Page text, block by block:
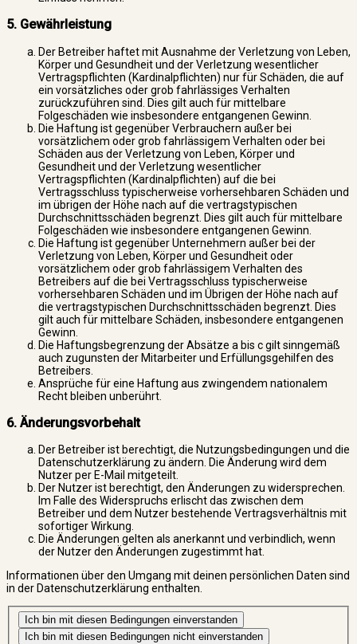
5. Gewährleistung
Der Betreiber haftet mit Ausnahme der Verletzung von Leben,
Körper und Gesundheit und der Verletzung wesentlicher
Vertragspflichten (Kardinalpflichten) nur für Schäden, die auf
ein vorsätzliches oder grob fahrlässiges Verhalten
zurückzuführen sind. Dies gilt auch für mittelbare
Folgeschäden wie insbesondere entgangenen Gewinn.
Die Haftung ist gegenüber Verbrauchern außer bei
vorsätzlichem oder grob fahrlässigem Verhalten oder bei
Schäden aus der Verletzung von Leben, Körper und
Gesundheit und der Verletzung wesentlicher
Vertragspflichten (Kardinalpflichten) auf die bei
Vertragsschluss typischerweise vorhersehbaren Schäden und
im übrigen der Höhe nach auf die vertragstypischen
Durchschnittsschäden begrenzt. Dies gilt auch für mittelbare
Folgeschäden wie insbesondere entgangenen Gewinn.
Die Haftung ist gegenüber Unternehmern außer bei der
Verletzung von Leben, Körper und Gesundheit oder
vorsätzlichem oder grob fahrlässigem Verhalten des
Betreibers auf die bei Vertragsschluss typischerweise
vorhersehbaren Schäden und im Übrigen der Höhe nach auf
die vertragstypischen Durchschnittsschäden begrenzt. Dies
gilt auch für mittelbare Schäden, insbesondere entgangenen
Gewinn.
Die Haftungsbegrenzung der Absätze a bis c gilt sinngemäß
auch zugunsten der Mitarbeiter und Erfüllungsgehilfen des
Betreibers.
Ansprüche für eine Haftung aus zwingendem nationalem
Recht bleiben unberührt.
6. Änderungsvorbehalt
Der Betreiber ist berechtigt, die Nutzungsbedingungen und die
Datenschutzerklärung zu ändern. Die Änderung wird dem
Nutzer per E-Mail mitgeteilt.
Der Nutzer ist berechtigt, den Änderungen zu widersprechen.
Im Falle des Widerspruchs erlischt das zwischen dem
Betreiber und dem Nutzer bestehende Vertragsverhältnis mit
sofortiger Wirkung.
Die Änderungen gelten als anerkannt und verbindlich, wenn
der Nutzer den Änderungen zugestimmt hat.
Informationen über den Umgang mit deinen persönlichen Daten sind
in der Datenschutzerklärung enthalten.